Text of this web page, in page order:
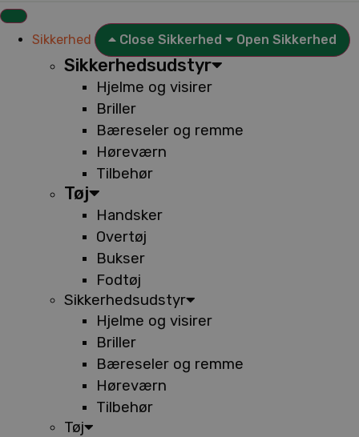
Sikkerhed Close Sikkerhed Open Sikkerhed
Sikkerhedsudstyr
Hjelme og visirer
Briller
Bæreseler og remme
Høreværn
Tilbehør
Tøj
Handsker
Overtøj
Bukser
Fodtøj
Sikkerhedsudstyr
Hjelme og visirer
Briller
Bæreseler og remme
Høreværn
Tilbehør
Tøj